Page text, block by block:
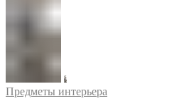
Предметы интерьера